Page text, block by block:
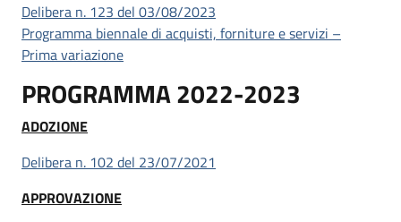
Delibera n. 123 del 03/08/2023
Programma biennale di acquisti, forniture e servizi –
Prima variazione
PROGRAMMA 2022-2023
ADOZIONE
Delibera n. 102 del 23/07/2021
APPROVAZIONE